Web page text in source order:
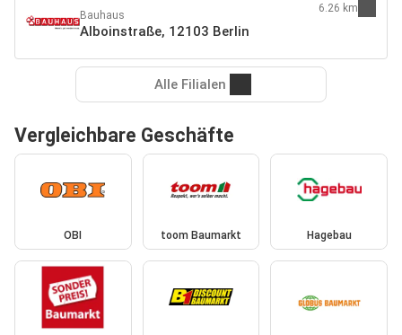
Bauhaus
Alboinstraße, 12103 Berlin
6.26 km
Alle Filialen
Vergleichbare Geschäfte
OBI toom Baumarkt Hagebau